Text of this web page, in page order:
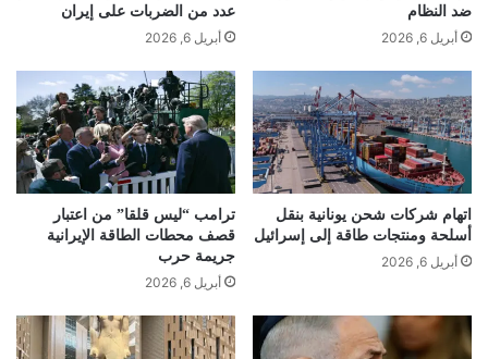
ضد النظام
أبريل 6, 2026
عدد من الضربات على إيران
أبريل 6, 2026
اتهام شركات شحن يونانية بنقل
أسلحة ومنتجات طاقة إلى إسرائيل
أبريل 6, 2026
ترامب “ليس قلقا” من اعتبار
قصف محطات الطاقة الإيرانية
جريمة حرب
أبريل 6, 2026